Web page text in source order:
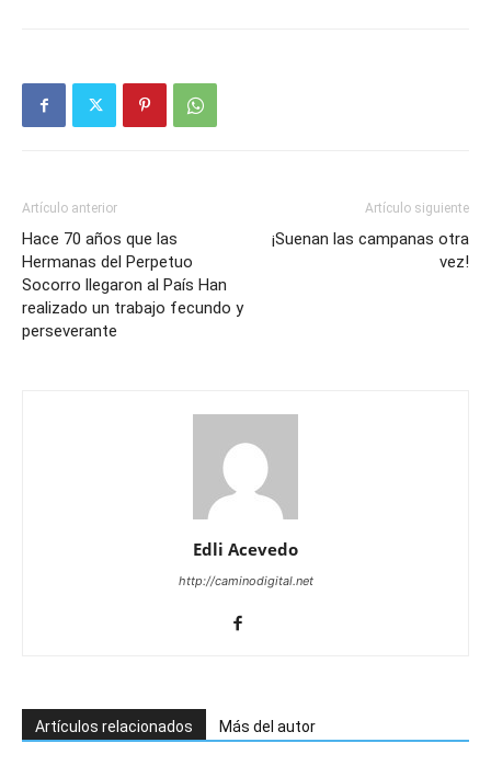
Artículo anterior
Hace 70 años que las
Hermanas del Perpetuo
Socorro llegaron al País Han
realizado un trabajo fecundo y
perseverante
Artículo siguiente
¡Suenan las campanas otra
vez!
Edli Acevedo
http://caminodigital.net
Artículos relacionados Más del autor